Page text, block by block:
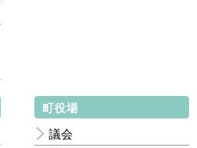
町役場
議会